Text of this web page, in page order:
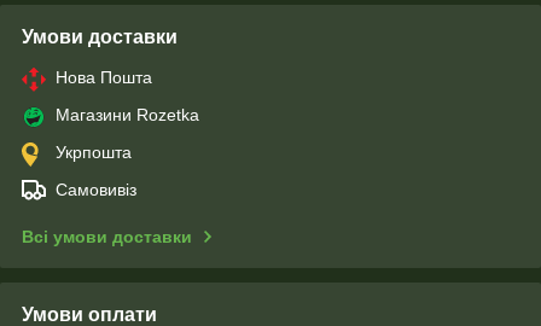
Умови доставки
Нова Пошта
Магазини Rozetka
Укрпошта
Самовивіз
Всі умови доставки
Умови оплати